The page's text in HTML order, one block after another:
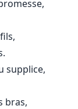
supplice,
bras,